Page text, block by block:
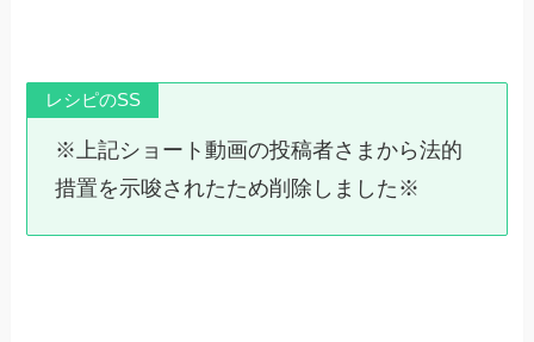
レシピのSS
※上記ショート動画の投稿者さまから法的
措置を示唆されたため削除しました※